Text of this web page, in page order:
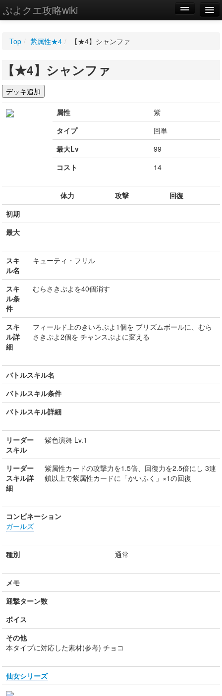
ぷよクエ攻略wiki
WIKI
設定
Top / 紫属性★4 / 【★4】シャンファ
【★4】シャンファ
属性
紫
タイプ
回単
最大Lv
99
コスト
14
体力 攻撃
回復
初期
最大
スキ
ル名
キューティ・フリル
スキ
ル条
件
むらさきぷよを40個消す
スキ
ル詳
細
フィールド上のきいろぷよ1個を プリズムボールに、むら
さきぷよ2個を チャンスぷよに変える
バトルスキル名
バトルスキル条件
バトルスキル詳細
リーダー
スキル
紫色演舞 Lv.1
リーダー
スキル詳
細
紫属性カードの攻撃力を1.5倍、回復力を2.5倍にし 3連
鎖以上で紫属性カードに「かいふく」×1の回復
コンビネーション
ガールズ
種別 通常
メモ
迎撃ターン数
ボイス
その他
本タイプに対応した素材(参考) チョコ
仙女シリーズ